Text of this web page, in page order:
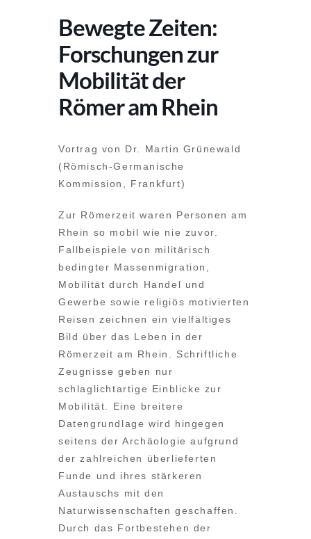
Bewegte Zeiten:
Forschungen zur
Mobilität der
Römer am Rhein
Vortrag von Dr. Martin Grünewald
(Römisch-Germanische
Kommission, Frankfurt)
Zur Römerzeit waren Personen am
Rhein so mobil wie nie zuvor.
Fallbeispiele von militärisch
bedingter Massenmigration,
Mobilität durch Handel und
Gewerbe sowie religiös motivierten
Reisen zeichnen ein vielfältiges
Bild über das Leben in der
Römerzeit am Rhein. Schriftliche
Zeugnisse geben nur
schlaglichtartige Einblicke zur
Mobilität. Eine breitere
Datengrundlage wird hingegen
seitens der Archäologie aufgrund
der zahlreichen überlieferten
Funde und ihres stärkeren
Austauschs mit den
Naturwissenschaften geschaffen.
Durch das Fortbestehen der